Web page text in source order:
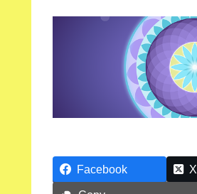
Facebook X